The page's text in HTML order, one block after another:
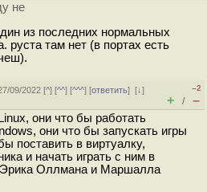
не
из последних нормальных
руста там нет (в портах есть
09/2022 [^] [^^] [^^^] [ответить][↓]
–2
+ / –
они что бы работать
они что бы запускать игры
поставить в виртуалку,
и начать играть с ним в
Эрика Оллмана и Маршалла